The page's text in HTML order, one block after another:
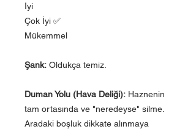
İyi
Çok İyi ✅
Mükemmel
Şank: Oldukça temiz.
Duman Yolu (Hava Deliği): Haznenin
tam ortasında ve "neredeyse" silme.
Aradaki boşluk dikkate alınmaya